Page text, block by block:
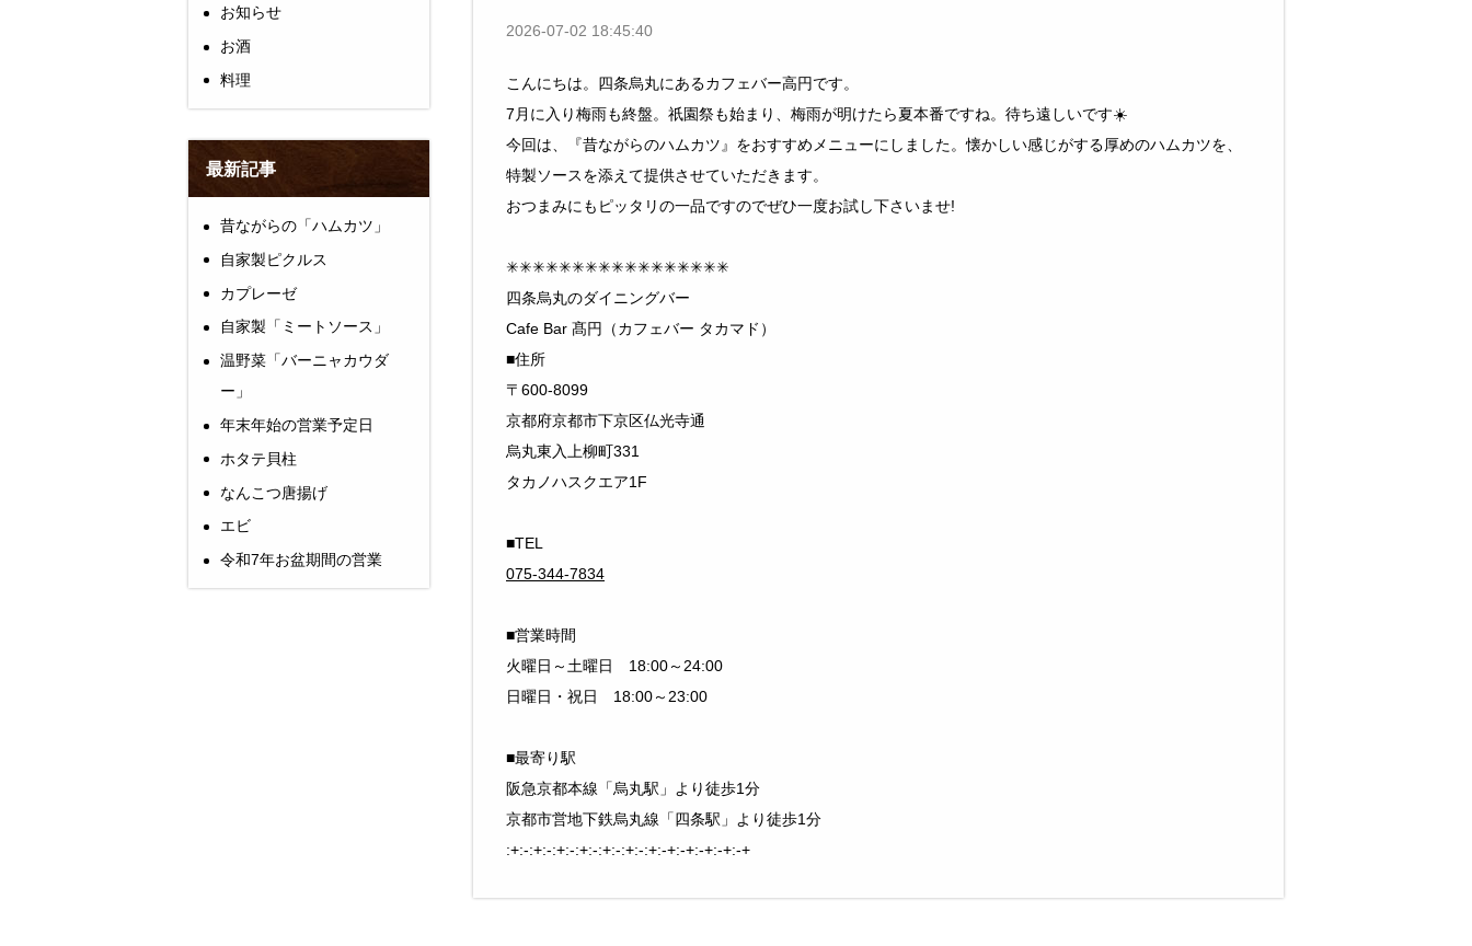
お知らせ
お酒
料理
最新記事
昔ながらの「ハムカツ」
自家製ピクルス
カプレーゼ
自家製「ミートソース」
温野菜「バーニャカウダ
ー」
年末年始の営業予定日
ホタテ貝柱
なんこつ唐揚げ
エビ
令和7年お盆期間の営業
2026-07-02 18:45:40
こんにちは。四条烏丸にあるカフェバー高円です。
7月に入り梅雨も終盤。祇園祭も始まり、梅雨が明けたら夏本番ですね。待ち遠しいです☀️
今回は、『昔ながらのハムカツ』をおすすめメニューにしました。懐かしい感じがする厚めのハムカツを、
特製ソースを添えて提供させていただきます。
おつまみにもピッタリの一品ですのでぜひ一度お試し下さいませ!
✳︎✳︎✳︎✳︎✳︎✳︎✳︎✳︎✳︎✳︎✳︎✳︎✳︎✳︎✳︎✳︎✳︎
四条烏丸のダイニングバー
Cafe Bar 髙円（カフェバー タカマド）
■住所
〒600-8099
京都府京都市下京区仏光寺通
烏丸東入上柳町331
タカノハスクエア1F
■TEL
075-344-7834
■営業時間
火曜日～土曜日 18:00～24:00
日曜日・祝日 18:00～23:00
■最寄り駅
阪急京都本線「烏丸駅」より徒歩1分
京都市営地下鉄烏丸線「四条駅」より徒歩1分
:+:-:+:-:+:-:+:-:+:-:+:-:+:-+:-+:-+:-+:-+